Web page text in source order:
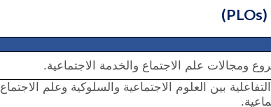
(
PLOs
)
ومجالات علم الاجتماع والخدمة الاجتماعية.
بين العلوم الاجتماعية والسلوكية وعلم الاجتماع